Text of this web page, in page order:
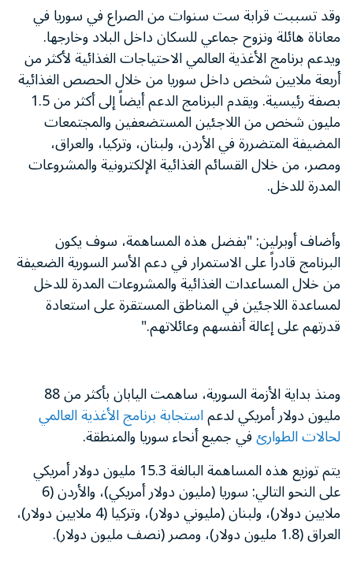
وقد تسببت قرابة ست سنوات من الصراع في سوريا في
معاناة هائلة ونزوح جماعي للسكان داخل البلاد وخارجها.
ويدعم برنامج الأغذية العالمي الاحتياجات الغذائية لأكثر من
أربعة ملايين شخص داخل سوريا من خلال الحصص الغذائية
بصفة رئيسية. ويقدم البرنامج الدعم أيضاً إلى أكثر من 1.5
مليون شخص من اللاجئين المستضعفين والمجتمعات
المضيفة المتضررة في الأردن، ولبنان، وتركيا، والعراق،
ومصر، من خلال القسائم الغذائية الإلكترونية والمشروعات
المدرة للدخل.
وأضاف أوبرلين: "بفضل هذه المساهمة، سوف يكون
البرنامج قادراً على الاستمرار في دعم الأسر السورية الضعيفة
من خلال المساعدات الغذائية والمشروعات المدرة للدخل
لمساعدة اللاجئين في المناطق المستقرة على استعادة
قدرتهم على إعالة أنفسهم وعائلاتهم."
ومنذ بداية الأزمة السورية، ساهمت اليابان بأكثر من 88
مليون دولار أمريكي لدعماستجابة برنامج الأغذية العالمي
لحالات الطوارئفي جميع أنحاء سوريا والمنطقة.
يتم توزيع هذه المساهمة البالغة 15.3 مليون دولار أمريكي
على النحو التالي: سوريا (مليون دولار أمريكي)، والأردن (6
ملايين دولار)، ولبنان (مليوني دولار)، وتركيا (4 ملايين دولار)،
العراق (1.8 مليون دولار)، ومصر (نصف مليون دولار).